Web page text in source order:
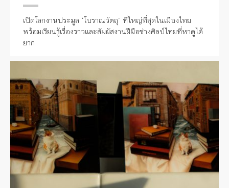
เปิดโลกงานประมูล ‘โบราณวัตถุ’ ที่ใหญ่ที่สุดในเมืองไทย
พร้อมเรียนรู้เรื่องราวและสัมผัสงานฝีมือช่างศิลป์ไทยที่หาดูได้
ยาก